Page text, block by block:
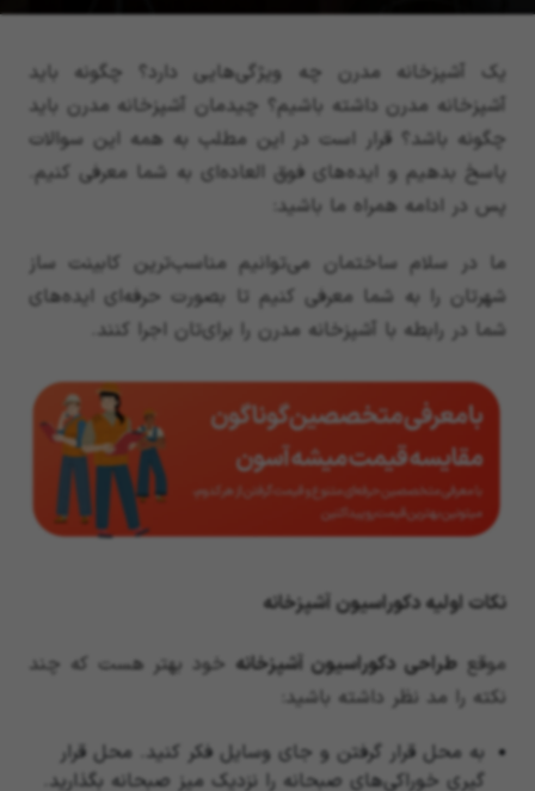
یک آشپزخانه مدرن چه ویژگی‌هایی دارد؟ چگونه باید
آشپزخانه مدرن داشته باشیم؟ چیدمان آشپزخانه مدرن باید
چگونه باشد؟ قرار است در این مطلب به همه این سوالات
پاسخ بدهیم و ایده‌های فوق العاده‌ای به شما معرفی کنیم.
پس در ادامه همراه ما باشید:
ما در سلام ساختمان می‌توانیم مناسب‌ترین کابینت ساز
شهرتان را به شما معرفی کنیم تا بصورت حرفه‌ای ایده‌های
شما در رابطه با آشپزخانه مدرن را برای‌تان اجرا کنند.
نکات اولیه دکوراسیون آشپزخانه
موقع طراحی دکوراسیون آشپزخانه ‌ خود بهتر هست که چند
نکته را مد نظر داشته باشید:
به محل قرار گرفتن و جای وسایل فکر کنید. محل قرار
گیری خوراکی‌های صبحانه را نزدیک میز صبحانه بگذارید.